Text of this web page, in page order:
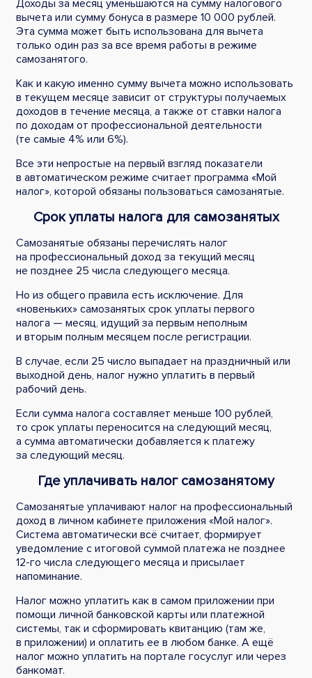
Доходы за месяц уменьшаются на сумму налогового
вычета или сумму бонуса в размере 10 000 рублей.
Эта сумма может быть использована для вычета
только один раз за все время работы в режиме
самозанятого.
Как и какую именно сумму вычета можно использовать
в текущем месяце зависит от структуры получаемых
доходов в течение месяца, а также от ставки налога
по доходам от профессиональной деятельности
(те самые 4% или 6%).
Все эти непростые на первый взгляд показатели
в автоматическом режиме считает программа «Мой
налог», которой обязаны пользоваться самозанятые.
Срок уплаты налога для самозанятых
Самозанятые обязаны перечислять налог
на профессиональный доход за текущий месяц
не позднее 25 числа следующего месяца.
Но из общего правила есть исключение. Для
«новеньких» самозанятых срок уплаты первого
налога — месяц, идущий за первым неполным
и вторым полным месяцем после регистрации.
В случае, если 25 число выпадает на праздничный или
выходной день, налог нужно уплатить в первый
рабочий день.
Если сумма налога составляет меньше 100 рублей,
то срок уплаты переносится на следующий месяц,
а сумма автоматически добавляется к платежу
за следующий месяц.
Где уплачивать налог самозанятому
Самозанятые уплачивают налог на профессиональный
доход в личном кабинете приложения «Мой налог».
Система автоматически всё считает, формирует
уведомление с итоговой суммой платежа не позднее
12-го числа следующего месяца и присылает
напоминание.
Налог можно уплатить как в самом приложении при
помощи личной банковской карты или платежной
системы, так и сформировать квитанцию (там же,
в приложении) и оплатить ее в любом банке. А ещё
налог можно уплатить на портале госуслуг или через
банкомат.